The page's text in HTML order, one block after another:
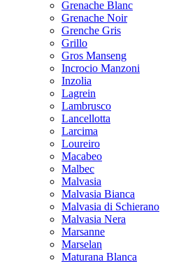
Grenache Blanc
Grenache Noir
Grenche Gris
Grillo
Gros Manseng
Incrocio Manzoni
Inzolia
Lagrein
Lambrusco
Lancellotta
Larcima
Loureiro
Macabeo
Malbec
Malvasia
Malvasia Bianca
Malvasia di Schierano
Malvasia Nera
Marsanne
Marselan
Maturana Blanca